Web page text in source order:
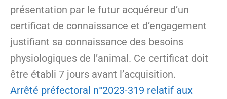
présentation par le futur acquéreur d’un
certificat de connaissance et d’engagement
justifiant sa connaissance des besoins
physiologiques de l’animal. Ce certificat doit
être établi 7 jours avant l’acquisition.
Arrêté préfectoral n°2023-319 relatif aux